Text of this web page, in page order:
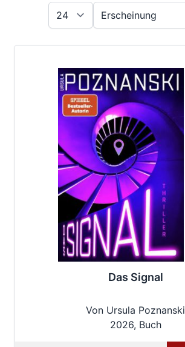
Das Signal
Von Ursula Poznanski
2026, Buch